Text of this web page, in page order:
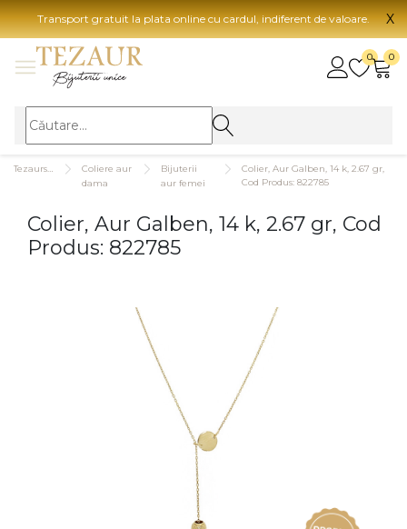
Transport gratuit la plata online cu cardul, indiferent de valoare. X
0 0
BIJUTERII
BIJUTERII FEMEI
Inele
Bratari
Coliere aur
dama
Bijuterii
aur femei
Colier, Aur Galben, 14 k, 2.67 gr,
Cod Produs: 822785
Colier, Aur Galben, 14 k, 2.67 gr, Cod
Produs: 822785